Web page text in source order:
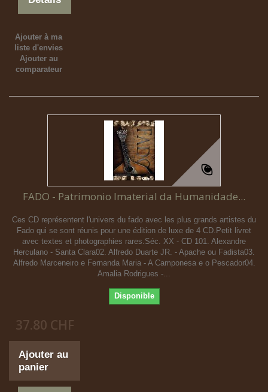
Ajouter à ma
liste d'envies
Ajouter au
comparateur
FADO - Patrimonio Imaterial da Humanidade...
Ces CD représentent l'univers du fado avec les plus grands artistes du
Fado qui se sont réunis pour une édition de luxe de 4 CD.Petit livret
avec textes et photographies rares.Séc. XX - CD 101. Alexandre
Herculano - Santa Clara02. Alfredo Duarte JR. - Apache ou Fadista03.
Alfredo Marceneiro e Fernanda Maria - A Camponesa e o Pescador04.
Amalia Rodrigues -...
Disponible
37.80 CHF
Ajouter au
panier